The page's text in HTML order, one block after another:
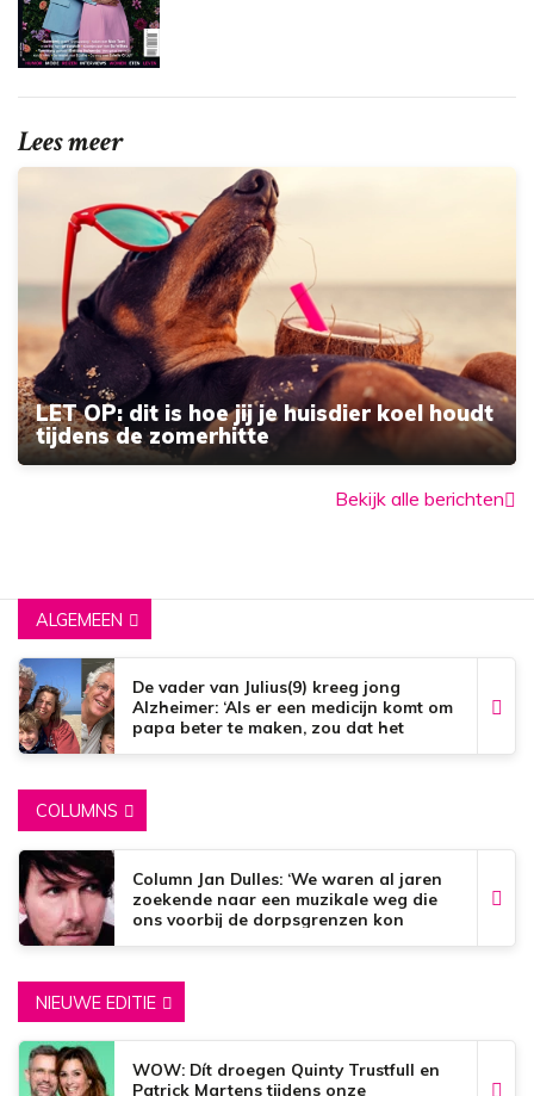
Lees meer
LET OP: dit is hoe jij je huisdier koel houdt
tijdens de zomerhitte
Bekijk alle berichten
ALGEMEEN
De vader van Julius(9) kreeg jong
Alzheimer: ‘Als er een medicijn komt om
papa beter te maken, zou dat het
COLUMNS
Column Jan Dulles: ‘We waren al jaren
zoekende naar een muzikale weg die
ons voorbij de dorpsgrenzen kon
NIEUWE EDITIE
WOW: Dít droegen Quinty Trustfull en
Patrick Martens tijdens onze